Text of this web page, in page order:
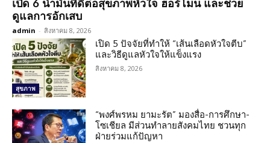
เปิด 6 น้ำมันที่ดีต่อสุขภาพหัวใจ ฮอร์โมน และช่วย
ดูแลการอักเสบ
admin - สิงหาคม 8, 2026
สุขภาพ
เปิด 5 ปัจจัยที่ทำให้ “เส้นเลือดหัวใจตีบ”
และวิธีดูแลหัวใจให้แข็งแรง
สิงหาคม 8, 2026
“พงศ์พรหม ยามะรัต” มองสื่อ-การศึกษา-
โซเชียล มีส่วนทำลายสังคมไทย ชวนทุก
ฝ่ายร่วมแก้ปัญหา